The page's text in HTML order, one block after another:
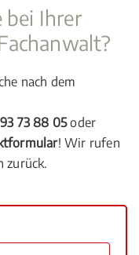
bei Ihrer
nach dem
73 88 05oder
! Wir rufen
zurück.